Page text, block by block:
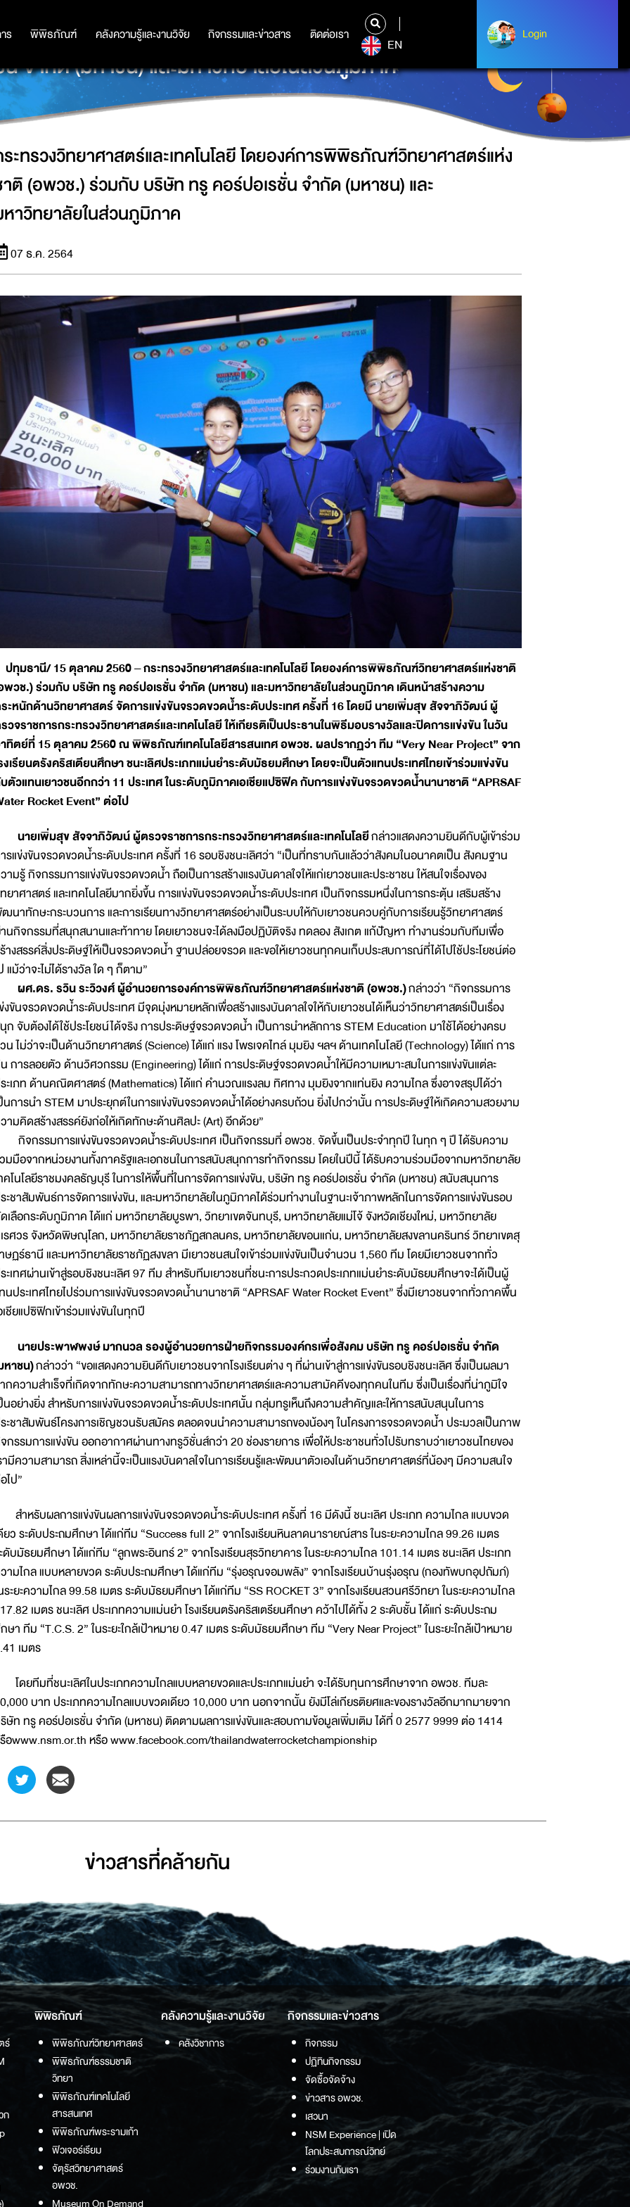
ร พิพิธภัณฑ์ คลังความรู้และงานวิจัย กิจกรรมและข่าวสาร ติดต่อเรา
ร พิพิธภัณฑ์ คลังความรู้และงานวิจัย กิจกรรมและข่าวสาร ติดต่อเรา
EN
Login
Login
ยี โดยองค์การพิพิธภัณฑ์วิทยาศาสตร์แห่งชาติ (อพวช.) ร่วมกับ บริษัท ทรู
จำกัด (มหาชน) และมหาวิทยาลัยในส่วนภูมิภาค
ะทรวงวิทยาศาสตร์และเทคโนโลยี โดยองค์การพิพิธภัณฑ์วิทยาศาสตร์แห่ง
ติ (อพวช.) ร่วมกับ บริษัท ทรู คอร์ปอเรชั่น จำกัด (มหาชน) และ
าวิทยาลัยในส่วนภูมิภาค
07 ธ.ค. 2564
ปทุมธานี/ 15 ตุลาคม 2560 – กระทรวงวิทยาศาสตร์และเทคโนโลยี โดยองค์การพิพิธภัณฑ์วิทยาศาสตร์แห่งชาติ
พวช.) ร่วมกับ บริษัท ทรู คอร์ปอเรชั่น จำกัด (มหาชน) และมหาวิทยาลัยในส่วนภูมิภาค เดินหน้าสร้างความ
ะหนักด้านวิทยาศาสตร์ จัดการแข่งขันจรวดขวดน้ำระดับประเทศ ครั้งที่ 16 โดยมี นายเพิ่มสุข สัจจาภิวัฒน์ ผู้
วจราชการกระทรวงวิทยาศาสตร์และเทคโนโลยี ให้เกียรติเป็นประธานในพิธีมอบรางวัลและปิดการแข่งขัน ในวัน
ทิตย์ที่ 15 ตุลาคม 2560 ณ พิพิธภัณฑ์เทคโนโลยีสารสนเทศ อพวช. ผลปรากฏว่า ทีม “Very Near Project” จาก
งเรียนตรังคริสเตียนศึกษา ชนะเลิศประเภทแม่นยำระดับมัธยมศึกษา โดยจะเป็นตัวแทนประเทศไทยเข้าร่วมแข่งขัน
ตัวแทนเยาวชนอีกกว่า 11 ประเทศ ในระดับภูมิภาคเอเชียแปซิฟิค กับการแข่งขันจรวดขวดน้ำนานาชาติ “APRSAF
Rocket Event” ต่อไป
นายเพิ่มสุข สัจจาภิวัฒน์ ผู้ตรวจราชการกระทรวงวิทยาศาสตร์และเทคโนโลยีกล่าวแสดงความยินดีกับผู้เข้าร่วม
รแข่งขันจรวดขวดน้ำระดับประเทศ ครั้งที่ 16 รอบชิงชนะเลิศว่า “เป็นที่ทราบกันแล้วว่าสังคมในอนาคตเป็น สังคมฐาน
ามรู้ กิจกรรมการแข่งขันจรวดขวดน้ำ ถือเป็นการสร้างแรงบันดาลใจให้แก่เยาวชนและประชาชน ให้สนใจเรื่องของ
ยาศาสตร์ และเทคโนโลยีมากยิ่งขึ้น การแข่งขันจรวดขวดน้ำระดับประเทศ เป็นกิจกรรมหนึ่งในการกระตุ้น เสริมสร้าง
นาทักษะกระบวนการ และการเรียนทางวิทยาศาสตร์อย่างเป็นระบบให้กับเยาวชนควบคู่กับการเรียนรู้วิทยาศาสตร์
นกิจกรรมที่สนุกสนานและท้าทาย โดยเยาวชนจะได้ลงมือปฏิบัติจริง ทดลอง สังเกต แก้ปัญหา ทำงานร่วมกับทีมเพื่อ
างสรรค์สิ่งประดิษฐ์ให้เป็นจรวดขวดน้ำ ฐานปล่อยจรวด และขอให้เยาวชนทุกคนเก็บประสบการณ์ที่ได้ไปใช้ประโยชน์ต่อ
แม้ว่าจะไม่ได้รางวัล ใด ๆ ก็ตาม”
ผศ.ดร. รวิน ระวิวงศ์ ผู้อำนวยการองค์การพิพิธภัณฑ์วิทยาศาสตร์แห่งชาติ (อพวช.)กล่าวว่า “กิจกรรมการ
งขันจรวดขวดน้ำระดับประเทศ มีจุดมุ่งหมายหลักเพื่อสร้างแรงบันดาลใจให้กับเยาวชนได้เห็นว่าวิทยาศาสตร์เป็นเรื่อง
ก จับต้องได้ใช้ประโยชน์ได้จริง การประดิษฐ์จรวดขวดน้ำ เป็นการนำหลักการ STEM Education มาใช้ได้อย่างครบ
น ไม่ว่าจะเป็นด้านวิทยาศาสตร์ (Science) ได้แก่ แรง โพรเจคไทล์ มุมยิง ฯลฯ ด้านเทคโนโลยี (Technology) ได้แก่ การ
การลอยตัว ด้านวิศวกรรม (Engineering) ได้แก่ การประดิษฐ์จรวดขวดน้ำให้มีความเหมาะสมในการแข่งขันแต่ละ
ะเภท ด้านคณิตศาสตร์ (Mathematics) ได้แก่ คำนวณแรงลม ทิศทาง มุมยิงจากแท่นยิง ความไกล ซึ่งอาจสรุปได้ว่า
นการนำ STEM มาประยุกต์ในการแข่งขันจรวดขวดน้ำได้อย่างครบถ้วน ยิ่งไปกว่านั้น การประดิษฐ์ให้เกิดความสวยงาม
ามคิดสร้างสรรค์ยังก่อให้เกิดทักษะด้านศิลปะ (Art) อีกด้วย”
กิจกรรมการแข่งขันจรวดขวดน้ำระดับประเทศ เป็นกิจกรรมที่ อพวช. จัดขึ้นเป็นประจำทุกปี ในทุก ๆ ปี ได้รับความ
มมือจากหน่วยงานทั้งภาครัฐและเอกชนในการสนับสนุกการทำกิจกรรม โดยในปีนี้ ได้รับความร่วมมือจากมหาวิทยาลัย
คโนโลยีราชมงคลธัญบุรี ในการให้พื้นที่ในการจัดการแข่งขัน, บริษัท ทรู คอร์ปอเรชั่น จำกัด (มหาชน) สนับสนุนการ
ะชาสัมพันธ์การจัดการแข่งขัน, และมหาวิทยาลัยในภูมิภาคได้ร่วมทำงานในฐานะเจ้าภาพหลักในการจัดการแข่งขันรอบ
เลือกระดับภูมิภาค ได้แก่ มหาวิทยาลัยบูรพา, วิทยาเขตจันทบุรี, มหาวิทยาลัยแม่โจ้ จังหวัดเชียงใหม่, มหาวิทยาลัย
รศวร จังหวัดพิษณุโลก, มหาวิทยาลัยราชภัฏสกลนคร, มหาวิทยาลัยขอนแก่น, มหาวิทยาลัยสงขลานครินทร์ วิทยาเขตสุ
ษฏร์ธานี และมหาวิทยาลัยราชภัฏสงขลา มีเยาวชนสนใจเข้าร่วมแข่งขันเป็นจำนวน 1,560 ทีม โดยมีเยาวชนจากทั่ว
ะเทศผ่านเข้าสู่รอบชิงชนะเลิศ 97 ทีม สำหรับทีมเยาวชนที่ชนะการประกวดประเภทแม่นยำระดับมัธยมศึกษาจะได้เป็นผู้
นประเทศไทยไปร่วมการแข่งขันจรวดขวดน้ำนานาชาติ “APRSAF Water Rocket Event” ซึ่งมีเยาวชนจากทั่วภาคพื้น
เชียแปซิฟิกเข้าร่วมแข่งขันในทุกปี
นายประพาฬพงษ์ มากนวล รองผู้อำนวยการฝ่ายกิจกรรมองค์กรเพื่อสังคม บริษัท ทรู คอร์ปอเรชั่น จำกัด
หาชน)กล่าวว่า “ขอแสดงความยินดีกับเยาวชนจากโรงเรียนต่าง ๆ ที่ผ่านเข้าสู่การแข่งขันรอบชิงชนะเลิศ ซึ่งเป็นผลมา
กความสำเร็จที่เกิดจากทักษะความสามารถทางวิทยาศาสตร์และความสามัคคีของทุกคนในทีม ซึ่งเป็นเรื่องที่น่าภูมิใจ
นอย่างยิ่ง สำหรับการแข่งขันจรวดขวดน้ำระดับประเทศนั้น กลุ่มทรูเห็นถึงความสำคัญและให้การสนับสนุนในการ
ะชาสัมพันธ์โครงการเชิญชวนรับสมัคร ตลอดจนนำความสามารถของน้องๆ ในโครงการจรวดขวดน้ำ ประมวลเป็นภาพ
กรรมการแข่งขัน ออกอากาศผ่านทางทรูวิชั่นส์กว่า 20 ช่องรายการ เพื่อให้ประชาชนทั่วไปรับทราบว่าเยาวชนไทยของ
ามีความสามารถ สิ่งเหล่านี้จะเป็นแรงบันดาลใจในการเรียนรู้และพัฒนาตัวเองในด้านวิทยาศาสตร์ที่น้องๆ มีความสนใจ
ไป”
สำหรับผลการแข่งขันผลการแข่งขันจรวดขวดน้ำระดับประเทศ ครั้งที่ 16 มีดังนี้ ชนะเลิศ ประเภท ความไกล แบบขวด
ยว ระดับประถมศึกษา ได้แก่ทีม “Success full 2” จากโรงเรียนหินลาดนารายณ์สาร ในระยะความไกล 99.26 เมตร
ดับมัธยมศึกษา ได้แก่ทีม “ลูกพระอินทร์ 2” จากโรงเรียนสุรวิทยาคาร ในระยะความไกล 101.14 เมตร ชนะเลิศ ประเภท
ามไกล แบบหลายขวด ระดับประถมศึกษา ได้แก่ทีม “รุ่งอรุณจอมพลัง” จากโรงเรียนบ้านรุ่งอรุณ (กองทัพบกอุปถัมภ์)
ระยะความไกล 99.58 เมตร ระดับมัธยมศึกษา ได้แก่ทีม “SS ROCKET 3” จากโรงเรียนสวนศรีวิทยา ในระยะความไกล
เมตร ชนะเลิศ ประเภทความแม่นยำ โรงเรียนตรังคริสเตรียนศึกษา คว้าไปได้ทั้ง 2 ระดับชั้น ได้แก่ ระดับประถม
ษา ทีม “T.C.S. 2” ในระยะใกล้เป้าหมาย 0.47 เมตร ระดับมัธยมศึกษา ทีม “Very Near Project” ในระยะใกล้เป้าหมาย
เมตร
โดยทีมที่ชนะเลิศในประเภทความไกลแบบหลายขวดและประเภทแม่นยำ จะได้รับทุนการศึกษาจาก อพวช. ทีมละ
บาท ประเภทความไกลแบบขวดเดียว 10,000 บาท นอกจากนั้น ยังมีโล่เกียรติยศและของรางวัลอีกมากมายจาก
ษัท ทรู คอร์ปอเรชั่น จำกัด (มหาชน) ติดตามผลการแข่งขันและสอบถามข้อมูลเพิ่มเติม ได้ที่ 0 2577 9999 ต่อ 1414
อwww.nsm.or.th หรือ www.facebook.com/thailandwaterrocketchampionship
ข่าวสารที่่คล้ายกัน
ร์
ก
พิพิธภัณฑ์
พิพิธภัณฑ์วิทยาศาสตร์
พิพิธภัณฑ์ธรรมชาติ
วิทยา
พิพิธภัณฑ์เทคโนโลยี
สารสนเทศ
พิพิธภัณฑ์พระรามเก้า
ฟิวเจอร์เรียม
จัตุรัสวิทยาศาสตร์
อพวช.
คลังความรู้และงานวิจัย
คลังวิชาการ
กิจกรรมและข่าวสาร
กิจกรรม
ปฏิทินกิจกรรม
จัดซื้อจัดจ้าง
ข่าวสาร อพวช.
เสวนา
NSM Experience | เปิด
โลกประสบการณ์วิทย์
ร่วมงานกับเรา